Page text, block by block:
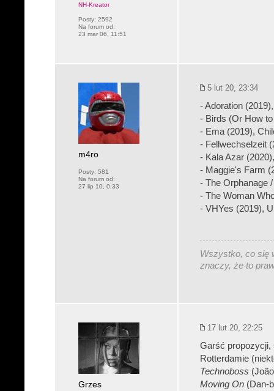
NH-Kreator
Posty: 2592
Na forum od:
23 mar 06, 11:51
m4ro
Posty: 581
Na forum od:
27 lip 10, 0:33
5 lut 20, 23:34
- Adoration
- Birds (Or How
- Ema (2019),
- Fellwechselzeit
- Kala Azar
- Maggie's Farm
- The Orphanage
- The Woman
- VHYes (2019),
Wszystko, co się
znaczy, że to
Grzes
17 lut 20, 22:25
Garść propozycji,
Rotterdamie
Technoboss
Moving On (Dan-